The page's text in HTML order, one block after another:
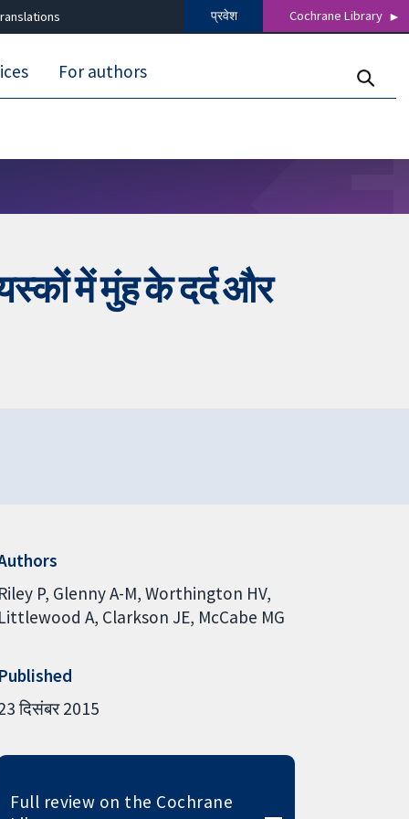
प्रवेश Cochrane Library
For authors
में मुंह के दर्द और
Riley P Glenny A-M Worthington HV
Littlewood A Clarkson JE McCabe MG
Published
दिसंबर 2015
Full review on the Cochrane